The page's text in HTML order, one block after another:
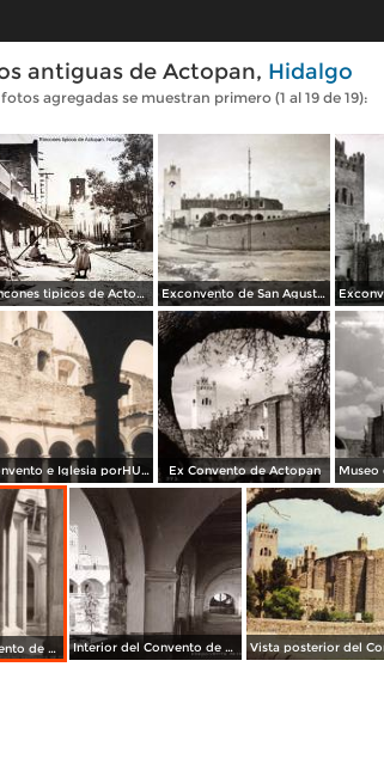
antiguas de Actopan, Hidalgo
agregadas se muestran primero (1 al 19 de 19):
Rincones tipicos de Actopan, Hidalgo. Exconvento de San Agustin Actopan Hgo.
Convento e Iglesia porHUGO BREHME Ex Convento de Actopan
Interior del Convento de Actopan Interior del Convento de Actopan